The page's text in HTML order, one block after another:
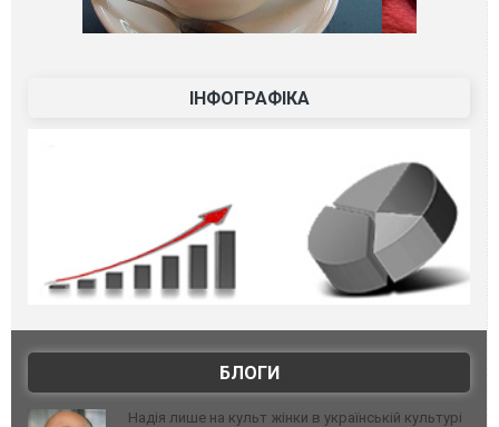
ІНФОГРАФІКА
БЛОГИ
Надія лише на культ жінки в українській культурі